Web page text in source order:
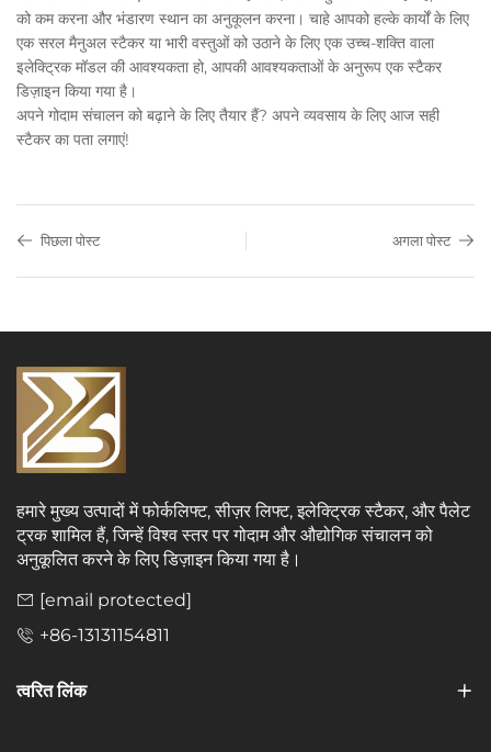
को कम करना और भंडारण स्थान का अनुकूलन करना। चाहे आपको हल्के कार्यों के लिए
एक सरल मैनुअल स्टैकर या भारी वस्तुओं को उठाने के लिए एक उच्च-शक्ति वाला
इलेक्ट्रिक मॉडल की आवश्यकता हो, आपकी आवश्यकताओं के अनुरूप एक स्टैकर
डिज़ाइन किया गया है।
अपने गोदाम संचालन को बढ़ाने के लिए तैयार हैं? अपने व्यवसाय के लिए आज सही
स्टैकर का पता लगाएं!
पिछला पोस्ट अगला पोस्ट
हमारे मुख्य उत्पादों में फोर्कलिफ्ट, सीज़र लिफ्ट, इलेक्ट्रिक स्टैकर, और पैलेट
ट्रक शामिल हैं, जिन्हें विश्व स्तर पर गोदाम और औद्योगिक संचालन को
अनुकूलित करने के लिए डिज़ाइन किया गया है।
[email protected]
+86-13131154811
त्वरित लिंक